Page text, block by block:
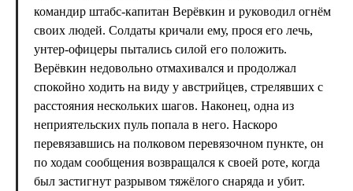
командир штабс-капитан Верёвкин и руководил огнём
своих людей. Солдаты кричали ему, прося его лечь,
унтер-офицеры пытались силой его положить.
Верёвкин недовольно отмахивался и продолжал
спокойно ходить на виду у австрийцев, стрелявших с
расстояния нескольких шагов. Наконец, одна из
неприятельских пуль попала в него. Наскоро
перевязавшись на полковом перевязочном пункте, он
по ходам сообщения возвращался к своей роте, когда
был застигнут разрывом тяжёлого снаряда и убит.